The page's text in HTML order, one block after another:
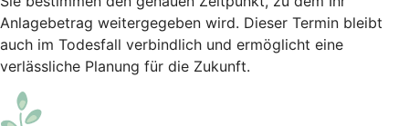
Anlagebetrag weitergegeben wird. Dieser Termin bleibt
auch im Todesfall verbindlich und ermöglicht eine
verlässliche Planung für die Zukunft.